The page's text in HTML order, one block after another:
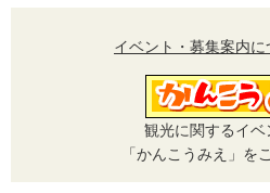
イベント・募集案内に
観光に関するイベ
「かんこうみえ」を